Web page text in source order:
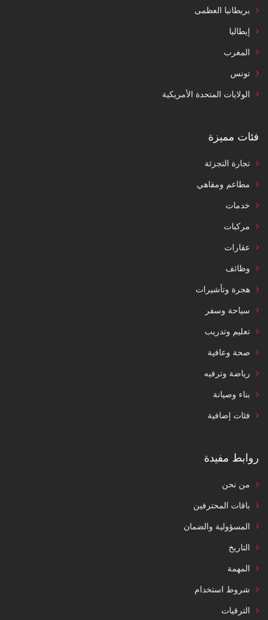
بريطانيا العظمى
إيطاليا
المغرب
تونس
الولايات المتحدة الأمريكية
فئات مميزة
تجارة التجزئة
مطاعم ومقاهي
خدمات
مركبات
عقارات
وظائف
هجرة وتأشيرات
سياحة وسفر
تعليم وتدريب
صحة وعافية
رياضة وترفيه
بناء وصيانة
فئات إضافية
روابط مفيدة
من نحن
باقات المحترفين
المسؤولية والضمان
التاريخ
المهمة
شروط استخدام
الترقيات